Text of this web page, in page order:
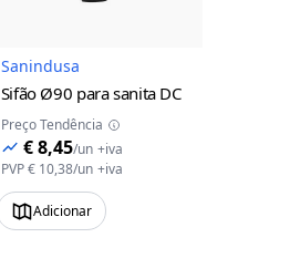
Sanindusa
Sifão Ø90 para sanita DC
Preço Tendência
€ 8,45/un +iva
PVP€ 10,38/un +iva
Adicionar